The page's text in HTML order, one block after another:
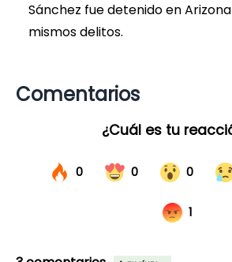
Sánchez fue detenido en
mismos delitos.
Comentarios